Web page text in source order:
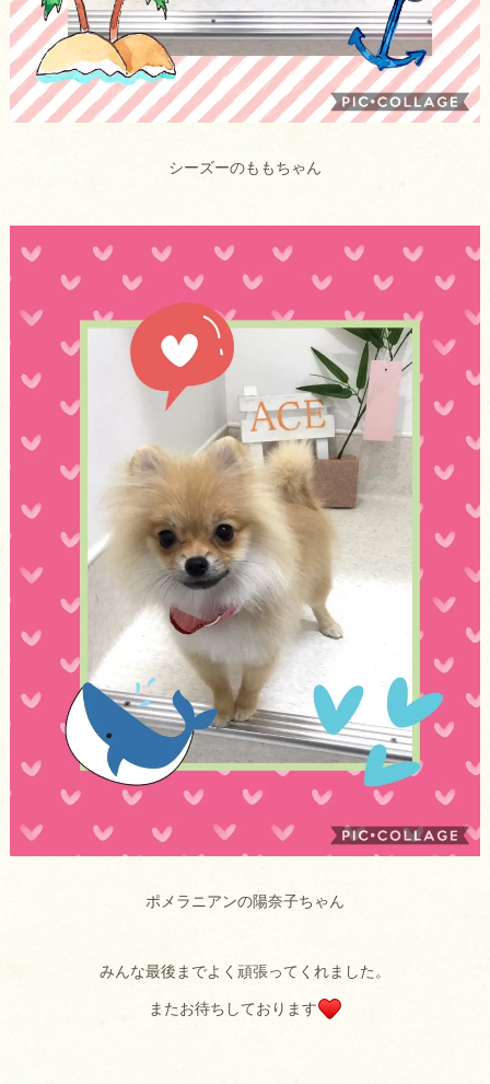
シーズーのももちゃん
ポメラニアンの陽奈子ちゃん
みんな最後までよく頑張ってくれました。
またお待ちしております